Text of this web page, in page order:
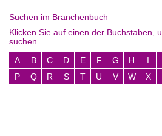
Suchen im Branchenbuch
Klicken Sie auf einen der Buchstaben,
suchen.
A
B C D E F G H I
P
Q R S T U V W X